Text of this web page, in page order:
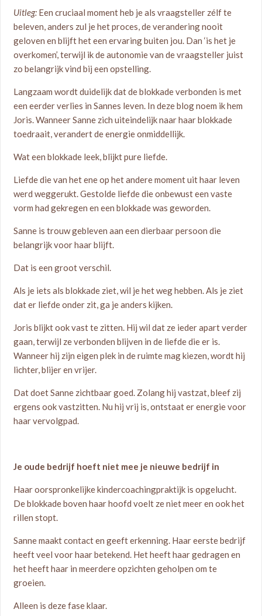
Uitleg: Een cruciaal moment heb je als vraagsteller zélf te
beleven, anders zul je het proces, de verandering nooit
geloven en blijft het een ervaring buiten jou. Dan ‘is het je
overkomen’, terwijl ik de autonomie van de vraagsteller juist
zo belangrijk vind bij een opstelling.
Langzaam wordt duidelijk dat de blokkade verbonden is met
een eerder verlies in Sannes leven. In deze blog noem ik hem
Joris. Wanneer Sanne zich uiteindelijk naar haar blokkade
toedraait, verandert de energie onmiddellijk.
Wat een blokkade leek, blijkt pure liefde.
Liefde die van het ene op het andere moment uit haar leven
werd weggerukt. Gestolde liefde die onbewust een vaste
vorm had gekregen en een blokkade was geworden.
Sanne is trouw gebleven aan een dierbaar persoon die
belangrijk voor haar blijft.
Dat is een groot verschil.
Als je iets als blokkade ziet, wil je het weg hebben. Als je ziet
dat er liefde onder zit, ga je anders kijken.
Joris blijkt ook vast te zitten. Hij wil dat ze ieder apart verder
gaan, terwijl ze verbonden blijven in de liefde die er is.
Wanneer hij zijn eigen plek in de ruimte mag kiezen, wordt hij
lichter, blijer en vrijer.
Dat doet Sanne zichtbaar goed. Zolang hij vastzat, bleef zij
ergens ook vastzitten. Nu hij vrij is, ontstaat er energie voor
haar vervolgpad.
Je oude bedrijf hoeft niet mee je nieuwe bedrijf in
Haar oorspronkelijke kindercoachingpraktijk is opgelucht.
De blokkade boven haar hoofd voelt ze niet meer en ook het
rillen stopt.
Sanne maakt contact en geeft erkenning. Haar eerste bedrijf
heeft veel voor haar betekend. Het heeft haar gedragen en
het heeft haar in meerdere opzichten geholpen om te
groeien.
Alleen is deze fase klaar.